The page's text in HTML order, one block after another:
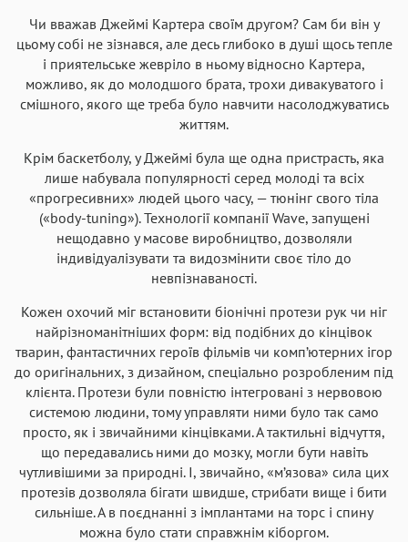
Чи вважав Джеймі Картера своїм другом? Сам би він у
цьому собі не зізнався, але десь глибоко в душі щось тепле
і приятельське жевріло в ньому відносно Картера,
можливо, як до молодшого брата, трохи дивакуватого і
смішного, якого ще треба було навчити насолоджуватись
життям.
Крім баскетболу, у Джеймі була ще одна пристрасть, яка
лише набувала популярності серед молоді та всіх
«прогресивних» людей цього часу, — тюнінг свого тіла
(«body-tuning»). Технології компанії Wave, запущені
нещодавно у масове виробництво, дозволяли
індивідуалізувати та видозмінити своє тіло до
невпізнаваності.
Кожен охочий міг встановити біонічні протези рук чи ніг
найрізноманітніших форм: від подібних до кінцівок
тварин, фантастичних героїв фільмів чи комп’ютерних ігор
до оригінальних, з дизайном, спеціально розробленим під
клієнта. Протези були повністю інтегровані з нервовою
системою людини, тому управляти ними було так само
просто, як і звичайними кінцівками. А тактильні відчуття,
що передавались ними до мозку, могли бути навіть
чутливішими за природні. І, звичайно, «м’язова» сила цих
протезів дозволяла бігати швидше, стрибати вище і бити
сильніше. А в поєднанні з імплантами на торс і спину
можна було стати справжнім кіборгом.